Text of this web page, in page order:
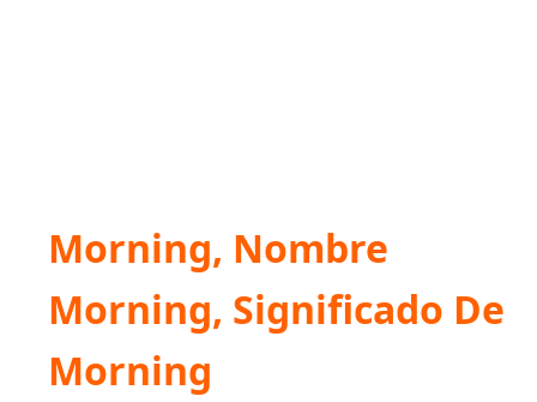
Morning, Nombre
Morning, Significado De
Morning